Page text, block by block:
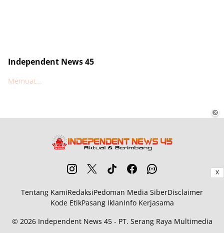
Independent News 45
Memuat...
X
✕
Tentang KamiRedaksiPedoman Media SiberDisclaimer
Kode EtikPasang IklanInfo Kerjasama
© 2026 Independent News 45- PT. Serang Raya Multimedia